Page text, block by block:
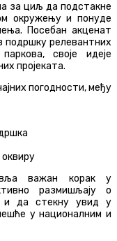
за циљ да подстакне
окружењу и понуде
Посебан акценат
подршку релевантних
своје идеје
пројеката.
погодности, међу
важан корак у
размишљају о
и да стекну увид у
у националним и